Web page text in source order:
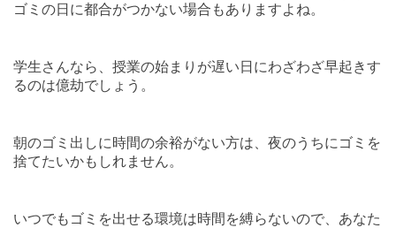
ゴミの日に都合がつかない場合もありますよね。
学生さんなら、授業の始まりが遅い日にわざわざ早起きす
るのは億劫でしょう。
朝のゴミ出しに時間の余裕がない方は、夜のうちにゴミを
捨てたいかもしれません。
いつでもゴミを出せる環境は時間を縛らないので、あなた